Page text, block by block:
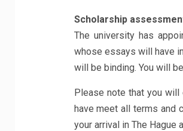
Scholarship
The university has
whose essays will have
will be binding. You will
Please note that you will
have meet all terms and
your arrival in The Hague